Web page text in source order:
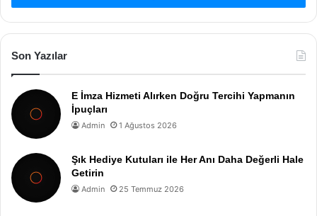
Son Yazılar
E İmza Hizmeti Alırken Doğru Tercihi Yapmanın
İpuçları
Admin 1 Ağustos 2026
Şık Hediye Kutuları ile Her Anı Daha Değerli Hale
Getirin
Admin 25 Temmuz 2026